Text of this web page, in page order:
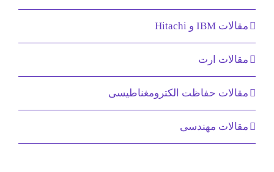
مقالات IBM و Hitachi
مقالات ارت
مقالات حفاظت الکترومغناطیسی
مقالات مهندسی